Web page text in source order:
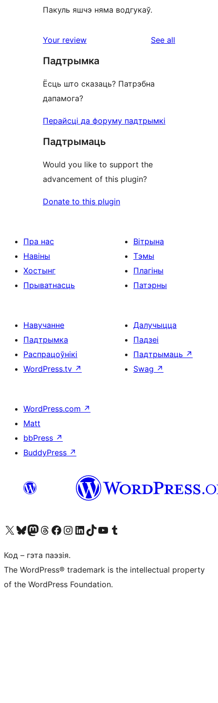
Пакуль яшчэ няма водгукаў.
Your review See all
Падтрымка
Ёсць што сказаць? Патрэбна
дапамога?
Перайсці да форуму падтрымкі
Падтрымаць
Would you like to support the
advancement of this plugin?
Donate to this plugin
Пра нас
Навіны
Хостынг
Прыватнасць
Вітрына
Тэмы
Плагіны
Патэрны
Навучанне
Падтрымка
Распрацоўнікі
WordPress.tv ↗
Далучыцца
Падзеі
Падтрымаць ↗
Swag ↗
WordPress.com ↗
Matt
bbPress ↗
BuddyPress ↗
Наведайце наш акаўнт у X (былы Twitter)
Visit our Bluesky account
Visit our Mastodon account
Visit our Threads account
Наведаеце нашу старонку на Facebook
Наведайце наш Instagram
Наведайце нашу старонку ў LinkedIn
Visit our TikTok account
Наведайце наш YouTube каналVisit our Tumblr account
Код – гэта паэзія.
The WordPress® trademark is the intellectual property
of the WordPress Foundation.